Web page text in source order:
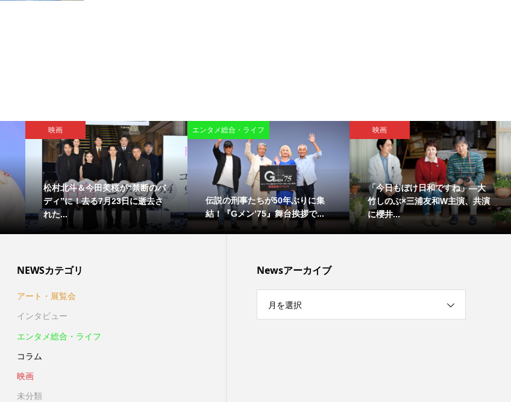
映画
松村北斗＆今田美桜が“禁断のバ
ディ”に！去る7月23日に逝去さ
れた...
エンタメ総合・ライフ
伝説の刑事たちが50年ぶりに集
結！『Gメン’75』舞台挨拶で...
映画
「今日もぼけ日和ですね」―大
竹しのぶ×三浦友和W主演、共演
に櫻井...
NEWSカテゴリ
アート・展覧会
インタビュー
エンタメ総合・ライフ
コラム
映画
未分類
Newsアーカイブ
月を選択